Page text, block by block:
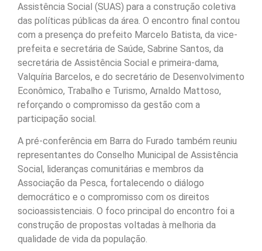
Assistência Social (SUAS) para a construção coletiva
das políticas públicas da área. O encontro final contou
com a presença do prefeito Marcelo Batista, da vice-
prefeita e secretária de Saúde, Sabrine Santos, da
secretária de Assistência Social e primeira-dama,
Valquíria Barcelos, e do secretário de Desenvolvimento
Econômico, Trabalho e Turismo, Arnaldo Mattoso,
reforçando o compromisso da gestão com a
participação social.
A pré-conferência em Barra do Furado também reuniu
representantes do Conselho Municipal de Assistência
Social, lideranças comunitárias e membros da
Associação da Pesca, fortalecendo o diálogo
democrático e o compromisso com os direitos
socioassistenciais. O foco principal do encontro foi a
construção de propostas voltadas à melhoria da
qualidade de vida da população.